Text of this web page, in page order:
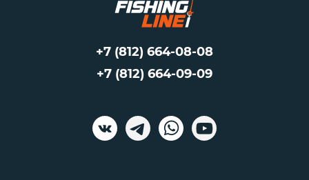
+7 (812) 664-08-08
+7 (812) 664-09-09